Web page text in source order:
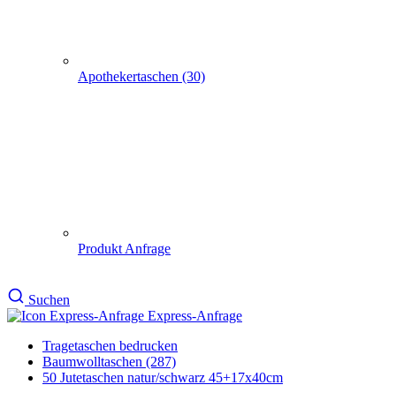
50 Jutetaschen natur/schwarz 45+17x40cm
50 Jutetaschen natur/schwarz
45+17x40cm